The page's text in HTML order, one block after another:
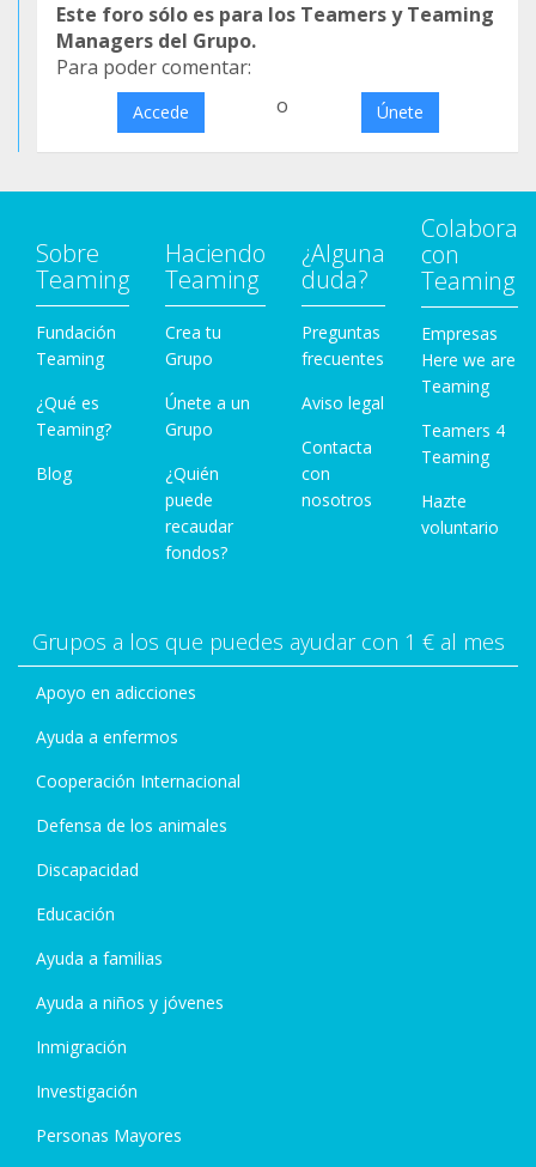
Este foro sólo es para los Teamers y Teaming
Managers del Grupo.
Para poder comentar:
Accede o Únete
Sobre
Teaming
Fundación
Teaming
¿Qué es
Teaming?
Blog
Haciendo
Teaming
Crea tu
Grupo
Únete a un
Grupo
¿Quién
puede
recaudar
fondos?
¿Alguna
duda?
Preguntas
frecuentes
Aviso legal
Contacta
con
nosotros
Colabora
con
Teaming
Empresas
Here we are
Teaming
Teamers 4
Teaming
Hazte
voluntario
Grupos a los que puedes ayudar con 1 € al mes
Apoyo en adicciones
Ayuda a enfermos
Cooperación Internacional
Defensa de los animales
Discapacidad
Educación
Ayuda a familias
Ayuda a niños y jóvenes
Inmigración
Investigación
Personas Mayores